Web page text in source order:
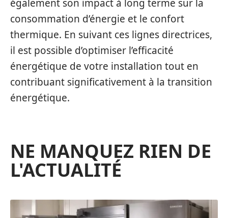
également son impact à long terme sur la
consommation d’énergie et le confort
thermique. En suivant ces lignes directrices,
il est possible d’optimiser l’efficacité
énergétique de votre installation tout en
contribuant significativement à la transition
énergétique.
NE MANQUEZ RIEN DE
L'ACTUALITÉ